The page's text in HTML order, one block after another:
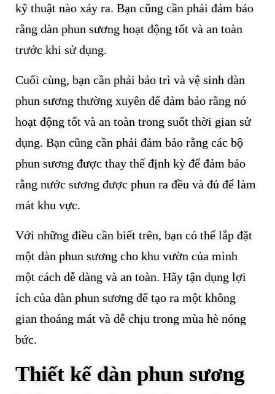
kỹ thuật nào xảy ra. Bạn cũng cần phải đảm bảo
rằng dàn phun sương hoạt động tốt và an toàn
trước khi sử dụng.
Cuối cùng, bạn cần phải bảo trì và vệ sinh dàn
phun sương thường xuyên để đảm bảo rằng nó
hoạt động tốt và an toàn trong suốt thời gian sử
dụng. Bạn cũng cần phải đảm bảo rằng các bộ
phun sương được thay thế định kỳ để đảm bảo
rằng nước sương được phun ra đều và đủ để làm
mát khu vực.
Với những điều cần biết trên, bạn có thể lắp đặt
một dàn phun sương cho khu vườn của mình
một cách dễ dàng và an toàn. Hãy tận dụng lợi
ích của dàn phun sương để tạo ra một không
gian thoáng mát và dễ chịu trong mùa hè nóng
bức.
Thiết kế dàn phun sương